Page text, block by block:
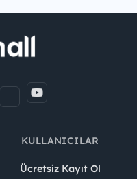
KULLANICILAR
Ücretsiz Kayıt Ol